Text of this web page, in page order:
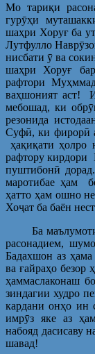
Мо тариқи
гурӯҳи
шаҳри Хоруғ ба
Лутфулло
нисбати ӯ ва
шаҳри Хоруғ
рафтори
ваҳшоният аст!
мебошад, ки
резонида
Суфӣ, ки фирорӣ
ҳақиқати
рафтору кирдори
пуштибонӣ
маротибае ҳам
ҳатто ҳам ошно
Хоҷат ба баён
Ба маълумоти
расонадием,
Бадахшон аз
ва ғайраҳо
ҳаммаслаконаш
зиндагии худро
кардани онҳо ин
имрӯз яке аз
набояд дасисаву
шавад!